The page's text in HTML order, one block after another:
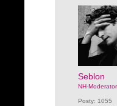
Seblon
NH-Moderator
Posty: 1055